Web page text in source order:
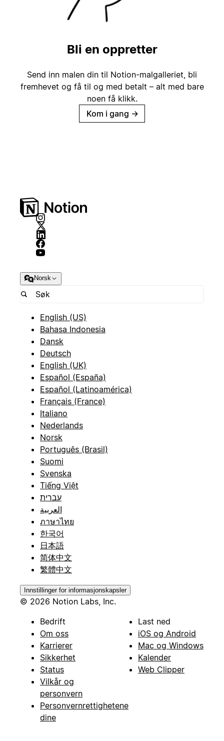
Bli en oppretter
Send inn malen din til Notion-malgalleriet, bli
fremhevet og få til og med betalt – alt med bare
noen få klikk.
Kom i gang →
Norsk
English (US)
Bahasa Indonesia
Dansk
Deutsch
English (UK)
Español (España)
Español (Latinoamérica)
Français (France)
Italiano
Nederlands
Norsk
Português (Brasil)
Suomi
Svenska
Tiếng Việt
עברית
العربية
ภาษาไทย
한국어
日本語
简体中文
繁體中文
Innstillinger for informasjonskapsler
© 2026 Notion Labs, Inc.
Bedrift
Om oss
Karrierer
Sikkerhet
Status
Vilkår og
personvern
Personvernrettighetene
dine
Last ned
iOS og Android
Mac og Windows
Kalender
Web Clipper